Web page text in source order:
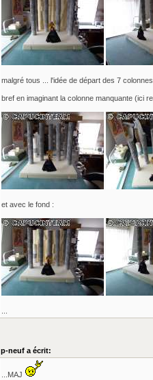
malgré tous ... l'idée de départ des 7
bref en imaginant la colonne manquante (ici
et avec le fond :
p-neuf a écrit:
...MAJ